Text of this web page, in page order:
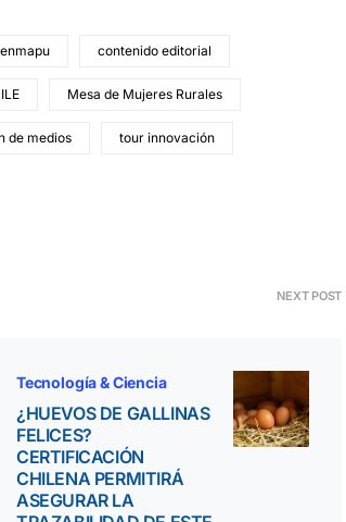
contenido editorial
Mesa de Mujeres Rurales
de medios tour innovación
NEXT POST
Tecnología & Ciencia
¿HUEVOS DE GALLINAS
FELICES?
CERTIFICACIÓN
CHILENA PERMITIRÁ
ASEGURAR LA